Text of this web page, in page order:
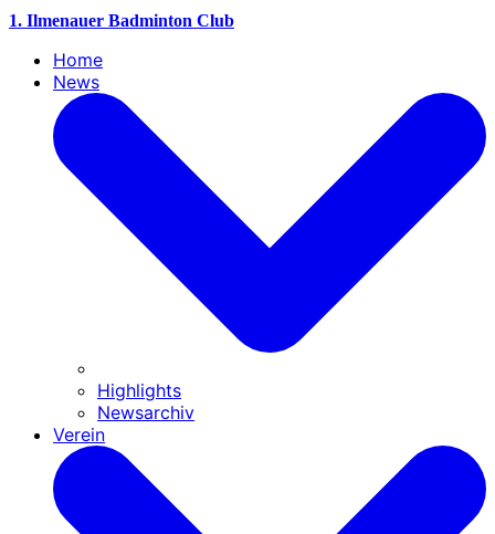
1. Ilmenauer Badminton Club
Home
News
Highlights
Newsarchiv
Verein